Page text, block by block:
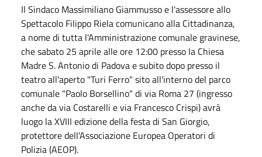
Il Sindaco Massimiliano Giammusso e l'assessore allo
Spettacolo Filippo Riela comunicano alla Cittadinanza,
a nome di tutta l'Amministrazione comunale gravinese,
che sabato 25 aprile alle ore 12:00 presso la Chiesa
Madre S. Antonio di Padova e subito dopo presso il
teatro all'aperto "Turi Ferro" sito all'interno del parco
comunale "Paolo Borsellino" di via Roma 27 (ingresso
anche da via Costarelli e via Francesco Crispi) avrà
luogo la XVIII edizione della festa di San Giorgio,
protettore dell'Associazione Europea Operatori di
Polizia (AEOP).